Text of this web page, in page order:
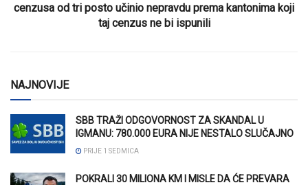
cenzusa od tri posto učinio nepravdu prema kantonima koji
taj cenzus ne bi ispunili
NAJNOVIJE
SBB TRAŽI ODGOVORNOST ZA SKANDAL U
IGMANU: 780.000 EURA NIJE NESTALO SLUČAJNO
PRIJE 1 SEDMICA
POKRALI 30 MILIONA KM I MISLE DA ĆE PREVARA